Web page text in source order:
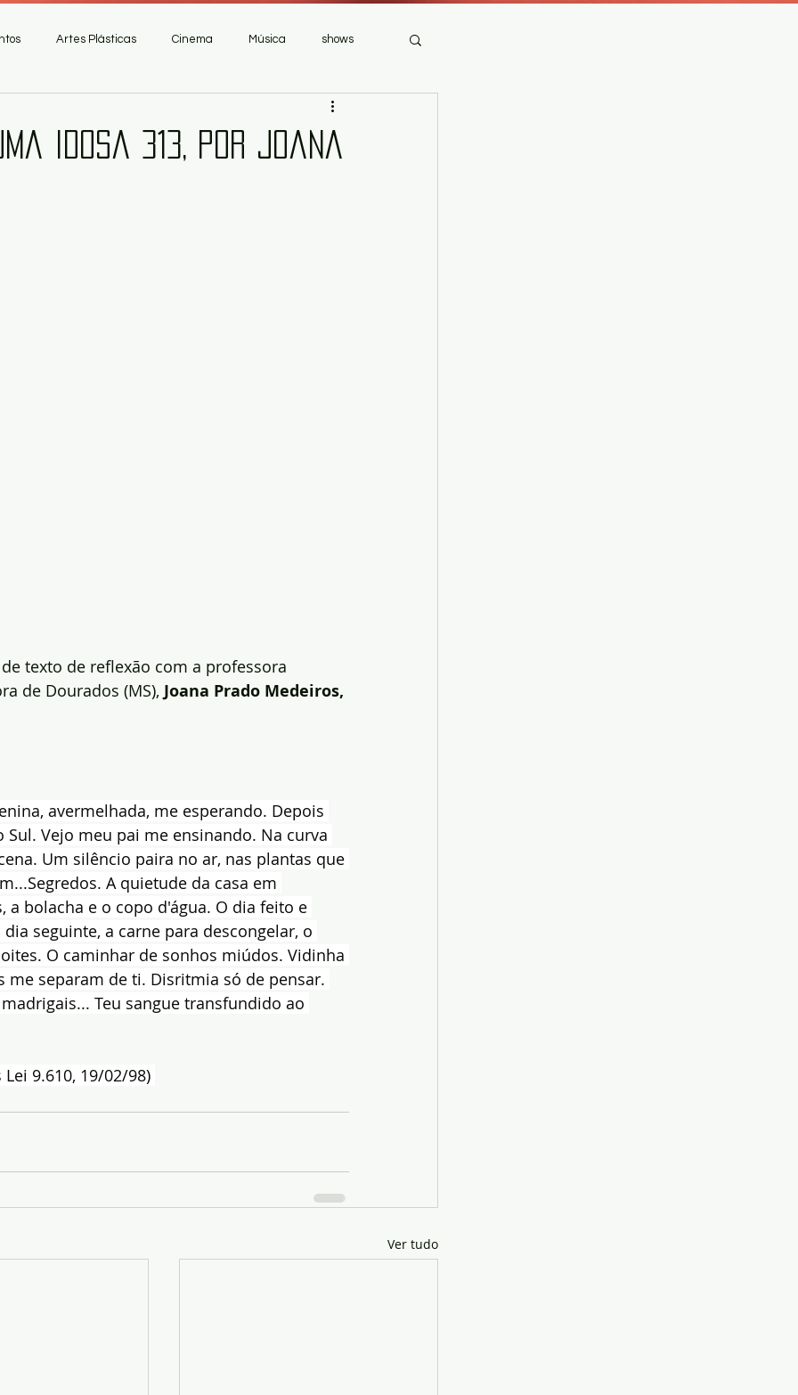
Artes Plásticas Cinema Música shows
Idosa 313, por Joana
texto de reflexão com a professora
de Dourados (MS), Joana Prado Medeiros,
avermelhada, me esperando. Depois
Vejo meu pai me ensinando. Na curva
Um silêncio paira no ar, nas plantas que
A quietude da casa em
bolacha e o copo d'água. O dia feito e
seguinte, a carne para descongelar, o
O caminhar de sonhos miúdos. Vidinha
me separam de ti. Disritmia só de pensar.
Teu sangue transfundido ao
9.610, 19/02/98)
Ver tudo